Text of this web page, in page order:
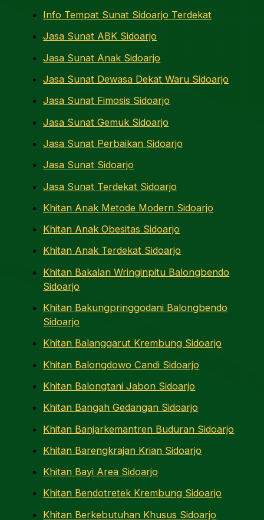
Info Tempat Sunat Sidoarjo Terdekat
Jasa Sunat ABK Sidoarjo
Jasa Sunat Anak Sidoarjo
Jasa Sunat Dewasa Dekat Waru Sidoarjo
Jasa Sunat Fimosis Sidoarjo
Jasa Sunat Gemuk Sidoarjo
Jasa Sunat Perbaikan Sidoarjo
Jasa Sunat Sidoarjo
Jasa Sunat Terdekat Sidoarjo
Khitan Anak Metode Modern Sidoarjo
Khitan Anak Obesitas Sidoarjo
Khitan Anak Terdekat Sidoarjo
Khitan Bakalan Wringinpitu Balongbendo
Sidoarjo
Khitan Bakungpringgodani Balongbendo
Sidoarjo
Khitan Balanggarut Krembung Sidoarjo
Khitan Balongdowo Candi Sidoarjo
Khitan Balongtani Jabon Sidoarjo
Khitan Bangah Gedangan Sidoarjo
Khitan Banjarkemantren Buduran Sidoarjo
Khitan Barengkrajan Krian Sidoarjo
Khitan Bayi Area Sidoarjo
Khitan Bendotretek Krembung Sidoarjo
Khitan Berkebutuhan Khusus Sidoarjo